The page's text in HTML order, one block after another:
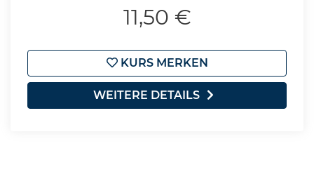
11,50 €
KURS MERKEN
WEITERE DETAILS